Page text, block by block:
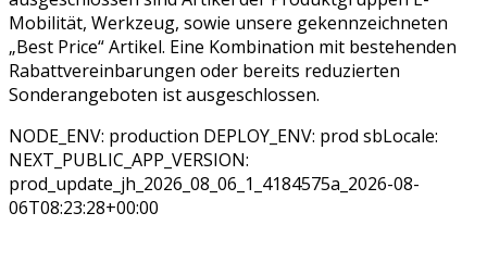
Mobilität, Werkzeug, sowie unsere gekennzeichneten
„Best Price“ Artikel. Eine Kombination mit bestehenden
Rabattvereinbarungen oder bereits reduzierten
Sonderangeboten ist ausgeschlossen.
NODE_ENV: production DEPLOY_ENV: prod sbLocale:
NEXT_PUBLIC_APP_VERSION:
prod_update_jh_2026_08_06_1_4184575a_2026-08-
06T08:23:28+00:00